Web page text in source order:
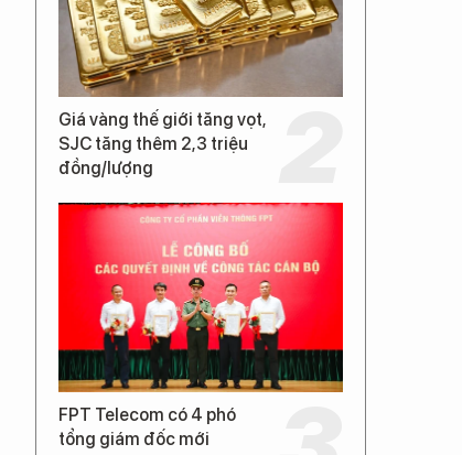
Giá vàng thế giới tăng vọt,
SJC tăng thêm 2,3 triệu
đồng/lượng
FPT Telecom có 4 phó
tổng giám đốc mới